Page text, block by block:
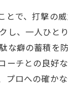
とで、打撃の
、一人ひと
癖の蓄積を
ーチとの良好
プロへの確か